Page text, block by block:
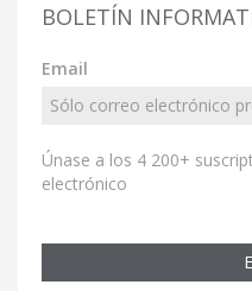
BOLETÍN
Email
Únase a los 4 200+
electrónico